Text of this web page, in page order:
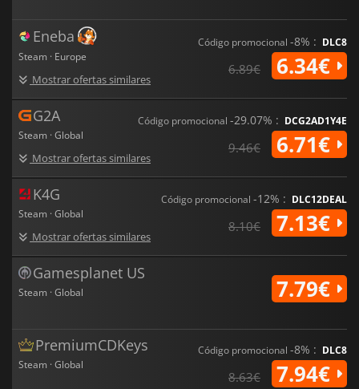
Eneba
Steam · Europe
Mostrar ofertas similares
Código promocional -8% : DLC8
6.89€ 6.34€
G2A
Steam · Global
Mostrar ofertas similares
Código promocional -29.07% : DCG2AD1Y4E
9.46€ 6.71€
K4G
Steam · Global
Mostrar ofertas similares
Código promocional -12% : DLC12DEAL
8.10€ 7.13€
Gamesplanet US
Steam · Global 7.79€
PremiumCDKeys
Steam · Global
Código promocional -8% : DLC8
8.63€ 7.94€